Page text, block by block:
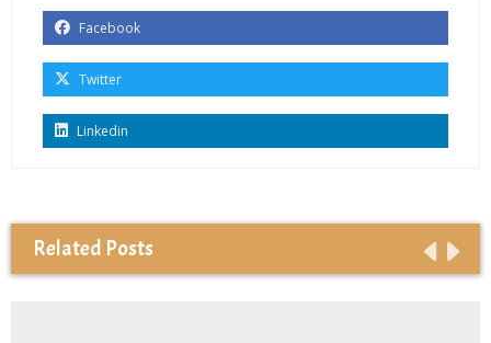
Facebook
Twitter
Linkedin
Related Posts